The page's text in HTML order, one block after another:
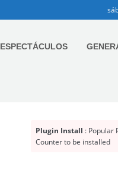
ESPECTÁCULOS
Plugin Install : Popular
Counter to be installed